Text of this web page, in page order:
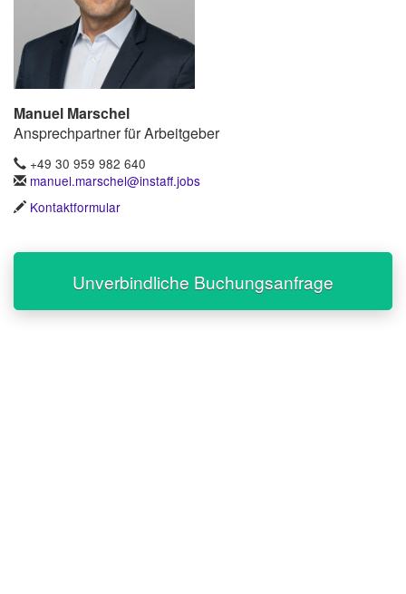
Manuel Marschel
Ansprechpartner für Arbeitgeber
+49 30 959 982 640
manuel.marschel@instaff.jobs
Kontaktformular
Unverbindliche Buchungsanfrage